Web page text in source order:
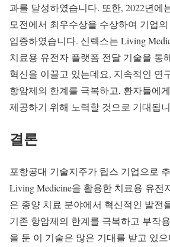
과를 달성하였습니다. 또한, 2022년에
모전에서 최우수상을 수상하여 기업
입증하였습니다. 신렉스는 Living
치료용 유전자 플랫폼 전달 기술을 통
혁신을 이끌고 있는데요, 지속적인 연
항암제의 한계를 극복하고, 환자들에
제공하기 위해 노력할 것으로 기대됩
결론
포항공대 기술지주가 팁스 기업으로
Living Medicine을 활용한 치료용 유전
은 종양 치료 분야에서 혁신적인 발전
기존 항암제의 한계를 극복하고 부작
을 둔 이 기술은 많은 기대를 받고 있